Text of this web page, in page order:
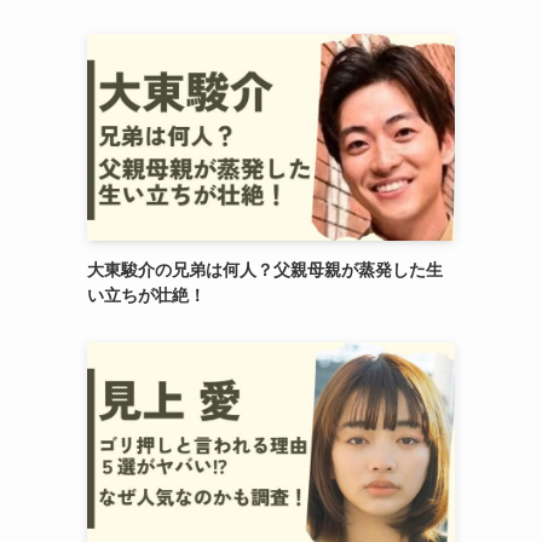
大東駿介の兄弟は何人？父親母親が蒸発した生
い立ちが壮絶！